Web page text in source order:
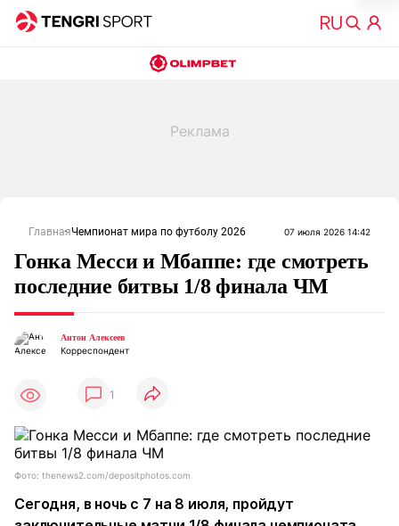
ГлавнаяЧемпионат мира по футболу 2026 07 июля 2026 14:42
Гонка Месси и Мбаппе: где смотреть
последние битвы 1/8 финала ЧМ
Антон Алексеев
Корреспондент
1
Фото: thenews2.com/depositphotos.com
Сегодня, в ночь с 7 на 8 июля, пройдут